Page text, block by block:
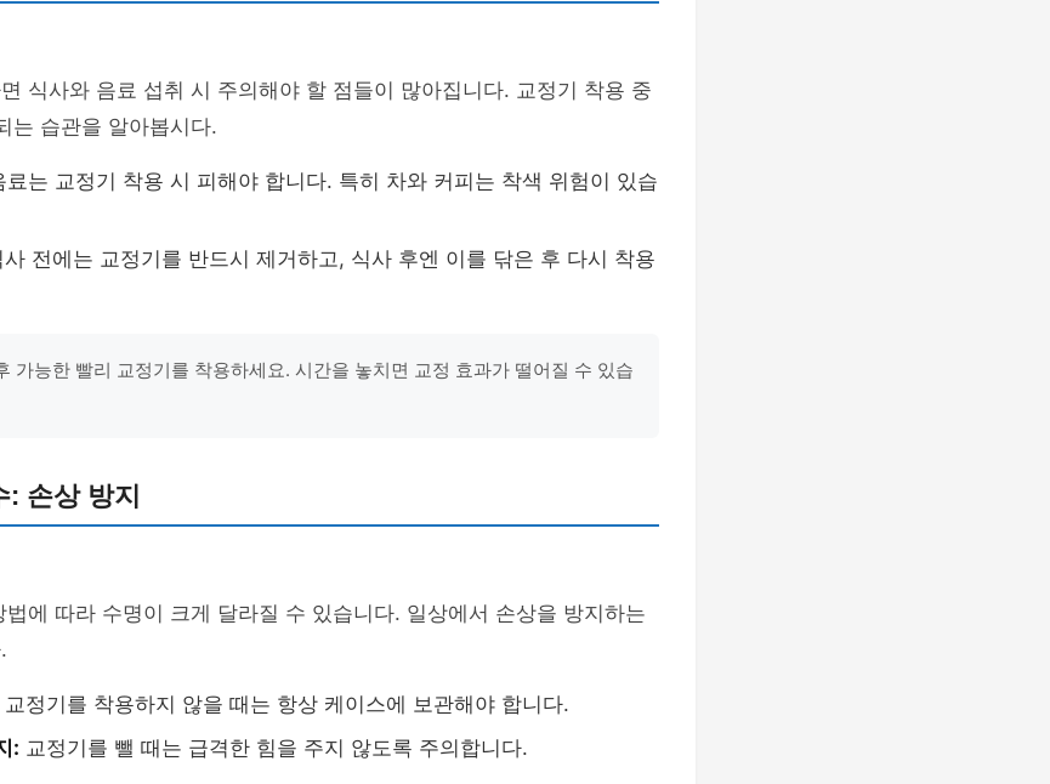
식사와 음료 섭취 시 주의해야 할 점들이 많아집니다. 교정기 착용 중
는 습관을 알아봅시다.
료는 교정기 착용 시 피해야 합니다. 특히 차와 커피는 착색 위험이 있습
사 전에는 교정기를 반드시 제거하고, 식사 후엔 이를 닦은 후 다시 착용
가능한 빨리 교정기를 착용하세요. 시간을 놓치면 교정 효과가 떨어질 수 있습
손상 방지
에 따라 수명이 크게 달라질 수 있습니다. 일상에서 손상을 방지하는
교정기를 착용하지 않을 때는 항상 케이스에 보관해야 합니다.
: 교정기를 뺄 때는 급격한 힘을 주지 않도록 주의합니다.